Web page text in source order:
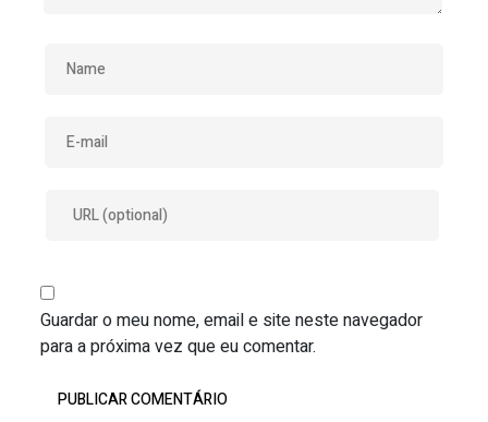
Guardar o meu nome, email e site neste navegador
para a próxima vez que eu comentar.